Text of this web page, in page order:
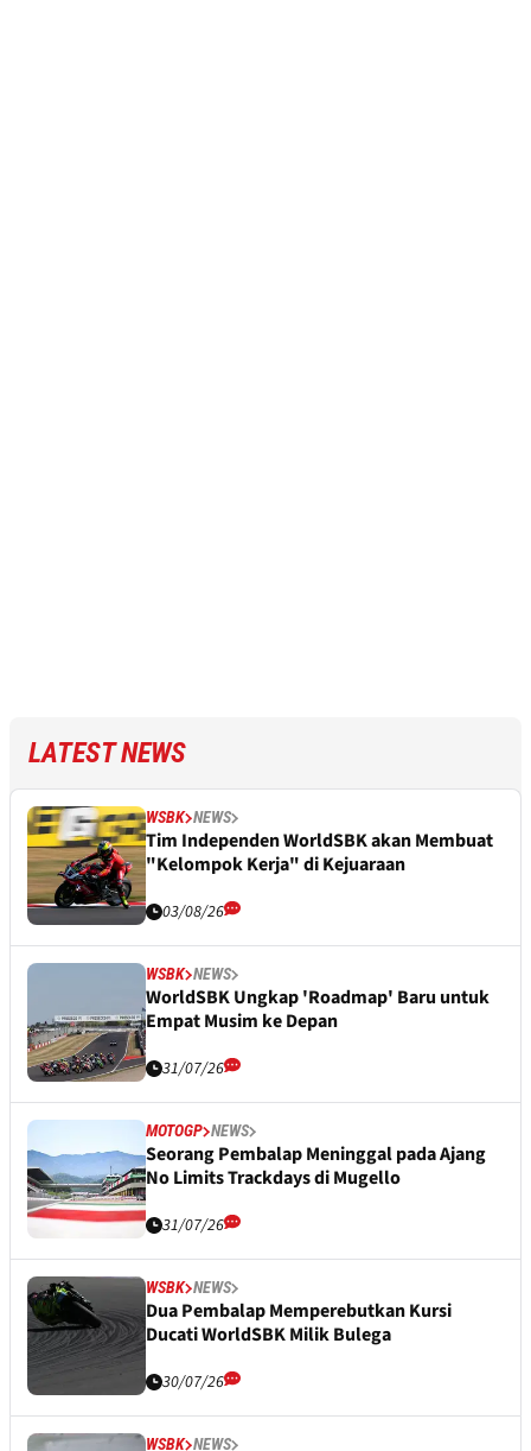
LATEST NEWS
WSBK NEWS
Tim Independen WorldSBK akan Membuat
"Kelompok Kerja" di Kejuaraan
03/08/26
WSBK NEWS
WorldSBK Ungkap 'Roadmap' Baru untuk
Empat Musim ke Depan
31/07/26
MOTOGP NEWS
Seorang Pembalap Meninggal pada Ajang
No Limits Trackdays di Mugello
31/07/26
WSBK NEWS
Dua Pembalap Memperebutkan Kursi
Ducati WorldSBK Milik Bulega
30/07/26
WSBK NEWS